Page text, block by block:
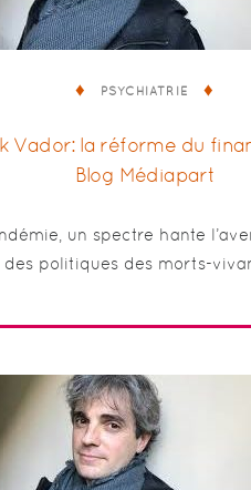
PSYCHIATRIE
Blog Médiapart
un spectre hante
politiques des morts-